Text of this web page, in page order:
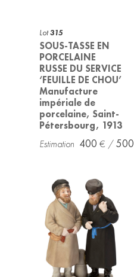
Lot315
SOUS-TASSE EN
PORCELAINE
RUSSE DU SERVICE
‘FEUILLE DE CHOU’
Manufacture
impériale de
porcelaine, Saint-
Pétersbourg, 1913
400 500